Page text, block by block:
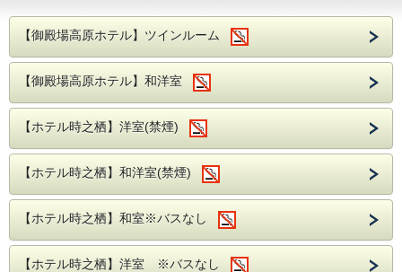
【御殿場高原ホテル】ツインルーム
【御殿場高原ホテル】和洋室
【ホテル時之栖】洋室(禁煙)
【ホテル時之栖】和洋室(禁煙)
【ホテル時之栖】和室※バスなし
【ホテル時之栖】洋室 ※バスなし